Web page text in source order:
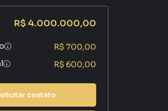
R$ 4.000.000,00
R$ 700,00
R$ 600,00
contato